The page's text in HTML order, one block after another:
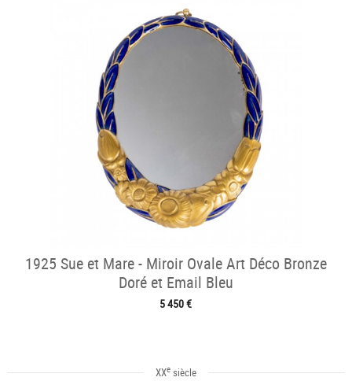
1925 Sue et Mare - Miroir Ovale Art Déco Bronze
Doré et Email Bleu
5 450 €
XXesiècle